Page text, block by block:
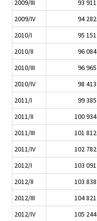
2009/III 93 911
2009/IV
94 282
2010/I
95 151
2010/II
96 084
2010/III
96 965
2010/IV
98 413
2011/I
99 385
2011/II
100 934
2011/III
101 812
2011/IV
102 782
2012/I
103 091
2012/II
103 838
2012/III
104 821
2012/IV
105 244